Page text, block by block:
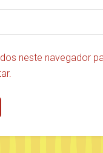
neste navegador